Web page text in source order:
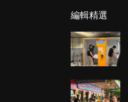
編輯精選